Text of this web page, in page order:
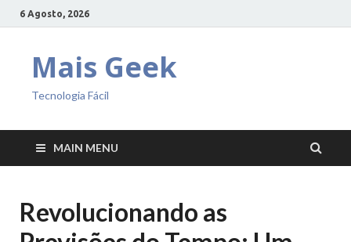
6 Agosto, 2026
Mais Geek
Tecnologia Fácil
MAIN MENU
Revolucionando as